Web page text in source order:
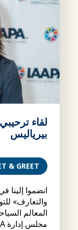
بيرياليس
& GREET
انضموا إلينا
والتعارف»
المعالم
مجلس إدارة IAAPA العالمي